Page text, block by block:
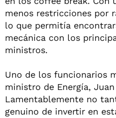
menos restricciones por
lo que permitía
mecánica con los
ministros.
Uno de los funcionarios
ministro de Energía,
Lamentablemente no
genuino de invertir en